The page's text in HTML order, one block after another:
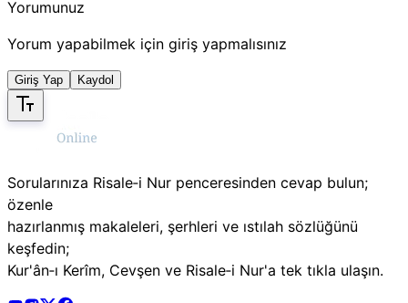
Yorumunuz
Yorum yapabilmek için giriş yapmalısınız
Giriş Yap Kaydol
Sorularınıza Risale‑i Nur penceresinden cevap bulun;
özenle
hazırlanmış makaleleri, şerhleri ve ıstılah sözlüğünü
keşfedin;
Kur'ân‑ı Kerîm, Cevşen ve Risale‑i Nur'a tek tıkla ulaşın.